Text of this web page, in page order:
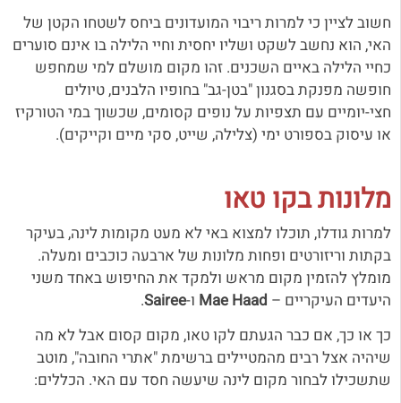
חשוב לציין כי למרות ריבוי המועדונים ביחס לשטחו הקטן של
האי, הוא נחשב לשקט ושליו יחסית וחיי הלילה בו אינם סוערים
כחיי הלילה באיים השכנים. זהו מקום מושלם למי שמחפש
חופשה מפנקת בסגנון "בטן-גב" בחופיו הלבנים, טיולים
חצי-יומיים עם תצפיות על נופים קסומים, שכשוך במי הטורקיז
או עיסוק בספורט ימי (צלילה, שייט, סקי מיים וקייקים).
מלונות בקו טאו
למרות גודלו, תוכלו למצוא באי לא מעט מקומות לינה, בעיקר
בקתות וריזורטים ופחות מלונות של ארבעה כוכבים ומעלה.
מומלץ להזמין מקום מראש ולמקד את החיפוש באחד משני
היעדים העיקריים – Mae Haad ו-Sairee
.
כך או כך, אם כבר הגעתם לקו טאו, מקום קסום אבל לא מה
שיהיה אצל רבים מהמטיילים ברשימת "אתרי החובה", מוטב
שתשכילו לבחור מקום לינה שיעשה חסד עם האי. הכללים: